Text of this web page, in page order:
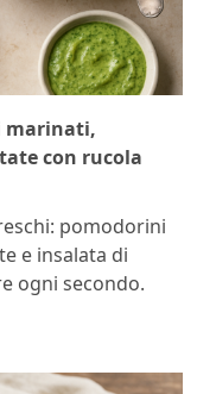
marinati,
con rucola
pomodorini
e insalata di
ogni secondo.